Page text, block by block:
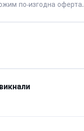
по-изгодна оферта.